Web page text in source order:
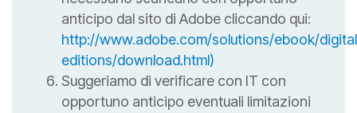
anticipo dal sito di Adobe cliccando qui:
http://www.adobe.com/solutions/ebook/
editions/download.html)
Suggeriamo di verificare con IT con
opportuno anticipo eventuali limitazioni